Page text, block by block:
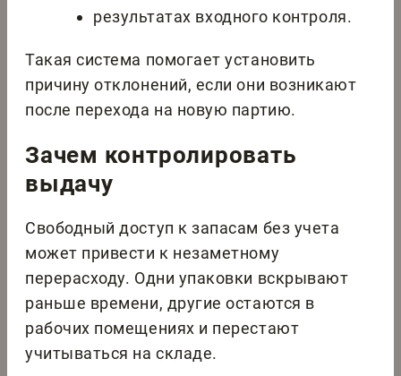
результатах входного контроля.
Такая система помогает установить
причину отклонений, если они возникают
после перехода на новую партию.
Зачем контролировать
выдачу
Свободный доступ к запасам без учета
может привести к незаметному
перерасходу. Одни упаковки вскрывают
раньше времени, другие остаются в
рабочих помещениях и перестают
учитываться на складе.